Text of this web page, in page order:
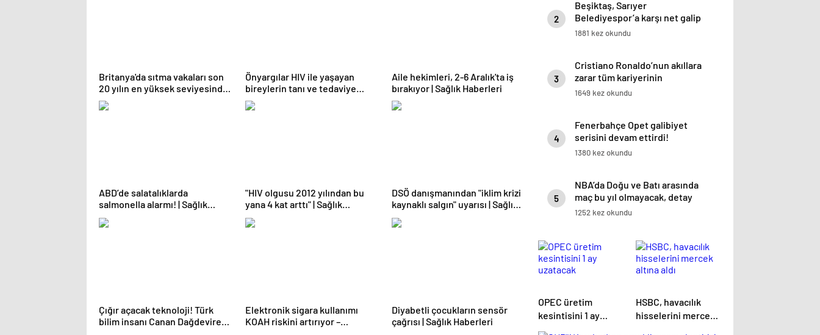
Britanya'da sıtma vakaları son
20 yılın en yüksek seviyesinde |
Sağlık Haberleri
Önyargılar HIV ile yaşayan
bireylerin tanı ve tedaviye
ulaşmasını zorlaştırıyor | Sağlık
Haberleri
Aile hekimleri, 2-6 Aralık'ta iş
bırakıyor | Sağlık Haberleri
ABD’de salatalıklarda
salmonella alarmı! | Sağlık
Haberleri
"HIV olgusu 2012 yılından bu
yana 4 kat arttı" | Sağlık
Haberleri
DSÖ danışmanından "iklim krizi
kaynaklı salgın" uyarısı | Sağlık
Haberleri
Çığır açacak teknoloji! Türk
bilim insanı Canan Dağdeviren
Elektronik sigara kullanımı
KOAH riskini artırıyor –
Diyabetli çocukların sensör
çağrısı | Sağlık Haberleri
2
Beşiktaş, Sarıyer
Belediyespor’a karşı net galip
1881 kez okundu
3
Cristiano Ronaldo’nun akıllara
zarar tüm kariyerinin
istatistiğini çıkardık !
1649 kez okundu
4
Fenerbahçe Opet galibiyet
serisini devam ettirdi!
1380 kez okundu
5
NBA’da Doğu ve Batı arasında
maç bu yıl olmayacak, detay
haberimizde.
1252 kez okundu
OPEC üretim
kesintisini 1 ay
uzatacak
HSBC, havacılık
hisselerini mercek